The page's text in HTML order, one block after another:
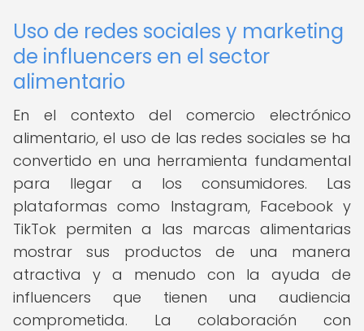
Uso de redes sociales y marketing
de influencers en el sector
alimentario
En el contexto del comercio electrónico
alimentario, el uso de las redes sociales se ha
convertido en una herramienta fundamental
para llegar a los consumidores. Las
plataformas como Instagram, Facebook y
TikTok permiten a las marcas alimentarias
mostrar sus productos de una manera
atractiva y a menudo con la ayuda de
influencers que tienen una audiencia
comprometida. La colaboración con